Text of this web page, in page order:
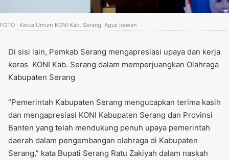
FOTO : Ketua Umum KONI Kab. Serang, Agus Irawan
Di sisi lain, Pemkab Serang mengapresiasi upaya dan kerja
keras KONI Kab. Serang dalam memperjuangkan Olahraga
Kabupaten Serang
“Pemerintah Kabupaten Serang mengucapkan terima kasih
dan mengapresiasi KONI Kabupaten Serang dan Provinsi
Banten yang telah mendukung penuh upaya pemerintah
daerah dalam pengembangan olahraga di Kabupaten
Serang,” kata Bupati Serang Ratu Zakiyah dalam naskah